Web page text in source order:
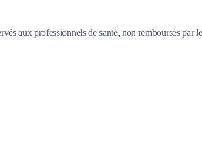
aux professionnels de santé, non remboursés par